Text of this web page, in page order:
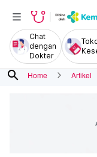
Chat
dengan
Dokter
search Home Artikel